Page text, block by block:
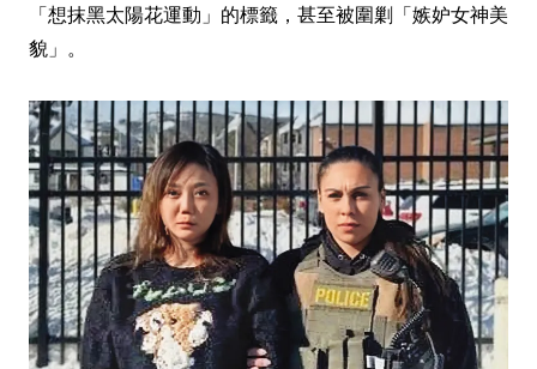
「想抹黑太陽花運動」的標籤，甚至被圍剿「嫉妒女神美
貌」。